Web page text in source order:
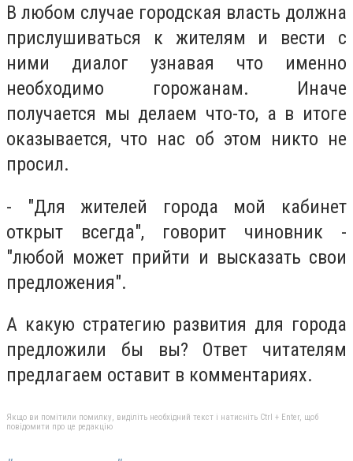
В любом случае городская власть должна
прислушиваться к жителям и вести с
ними диалог узнавая что именно
необходимо горожанам. Иначе
получается мы делаем что-то, а в итоге
оказывается, что нас об этом никто не
просил.
- "Для жителей города мой кабинет
открыт всегда", говорит чиновник -
"любой может прийти и высказать свои
предложения".
А какую стратегию развития для города
предложили бы вы? Ответ читателям
предлагаем оставит в комментариях.
Якщо ви помітили помилку, виділіть необхідний текст і натисніть Ctrl + Enter, щоб
повідомити про це редакцію